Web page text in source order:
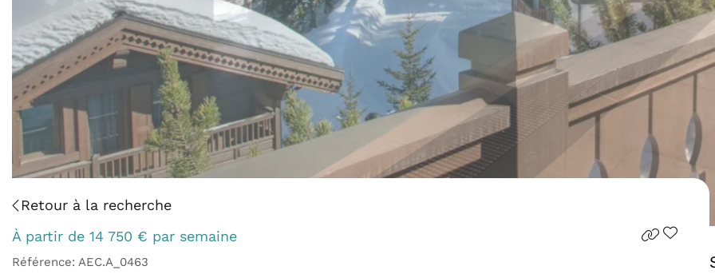
Retour à la recherche
À partir de 14 750 € par semaine
Référence: AEC.A_0463